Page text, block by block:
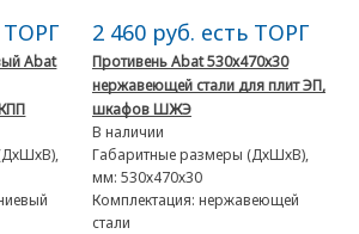
ТОРГ
Abat
2 460 руб. есть ТОРГ
Противень Abat 530х470х30
нержавеющей стали для плит ЭП,
шкафов ШЖЭ
В наличии
Габаритные размеры (ДхШхВ),
мм: 530х470х30
Комплектация: нержавеющей
стали